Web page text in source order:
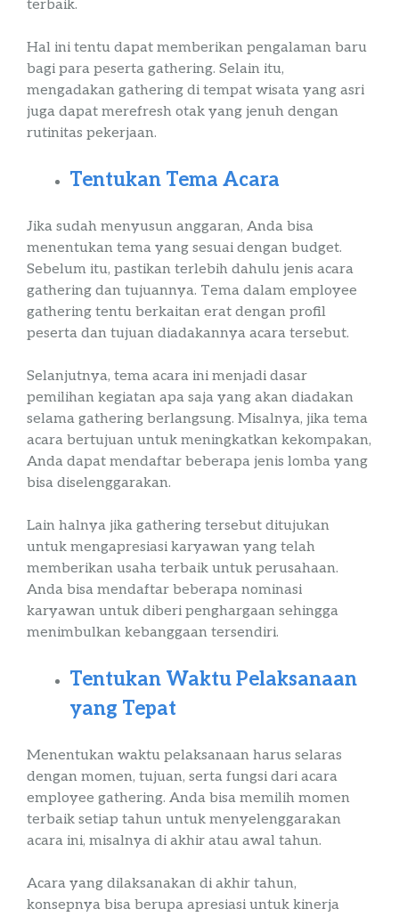
terbaik.
Hal ini tentu dapat memberikan pengalaman baru
bagi para peserta gathering. Selain itu,
mengadakan gathering di tempat wisata yang asri
juga dapat merefresh otak yang jenuh dengan
rutinitas pekerjaan.
Tentukan Tema Acara
Jika sudah menyusun anggaran, Anda bisa
menentukan tema yang sesuai dengan budget.
Sebelum itu, pastikan terlebih dahulu jenis acara
gathering dan tujuannya. Tema dalam employee
gathering tentu berkaitan erat dengan profil
peserta dan tujuan diadakannya acara tersebut.
Selanjutnya, tema acara ini menjadi dasar
pemilihan kegiatan apa saja yang akan diadakan
selama gathering berlangsung. Misalnya, jika tema
acara bertujuan untuk meningkatkan kekompakan,
Anda dapat mendaftar beberapa jenis lomba yang
bisa diselenggarakan.
Lain halnya jika gathering tersebut ditujukan
untuk mengapresiasi karyawan yang telah
memberikan usaha terbaik untuk perusahaan.
Anda bisa mendaftar beberapa nominasi
karyawan untuk diberi penghargaan sehingga
menimbulkan kebanggaan tersendiri.
Tentukan Waktu Pelaksanaan
yang Tepat
Menentukan waktu pelaksanaan harus selaras
dengan momen, tujuan, serta fungsi dari acara
employee gathering. Anda bisa memilih momen
terbaik setiap tahun untuk menyelenggarakan
acara ini, misalnya di akhir atau awal tahun.
Acara yang dilaksanakan di akhir tahun,
konsepnya bisa berupa apresiasi untuk kinerja